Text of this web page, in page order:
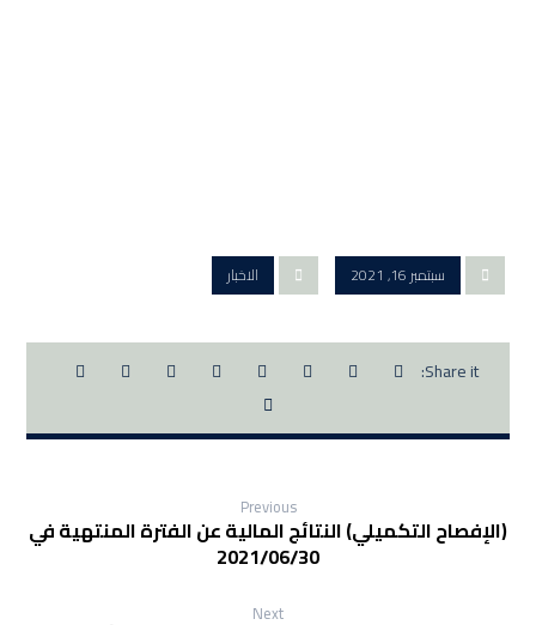
سبتمبر 16, 2021 الاخبار
Previous
(الإفصاح التكميلي) النتائج المالية عن الفترة المنتهية في
2021/06/30
Next